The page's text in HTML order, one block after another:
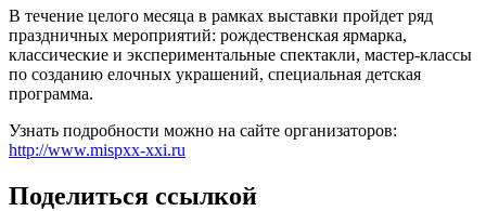
В течение целого месяца в рамках выставки пройдет ряд
праздничных мероприятий: рождественская ярмарка,
классические и экспериментальные спектакли, мастер-классы
по созданию елочных украшений, специальная детская
программа.
Узнать подробности можно на сайте организаторов:
http://www.mispxx-xxi.ru
Поделиться ссылкой